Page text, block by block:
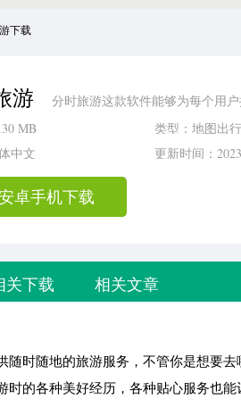
下载
游
分时旅游这款软件能够为每个用
MB
类型：地图出行
中文
更新时间：
卓手机下载
关下载 相关文章
随时随地的旅游服务，不管你是想要
的各种美好经历，各种贴心服务也能